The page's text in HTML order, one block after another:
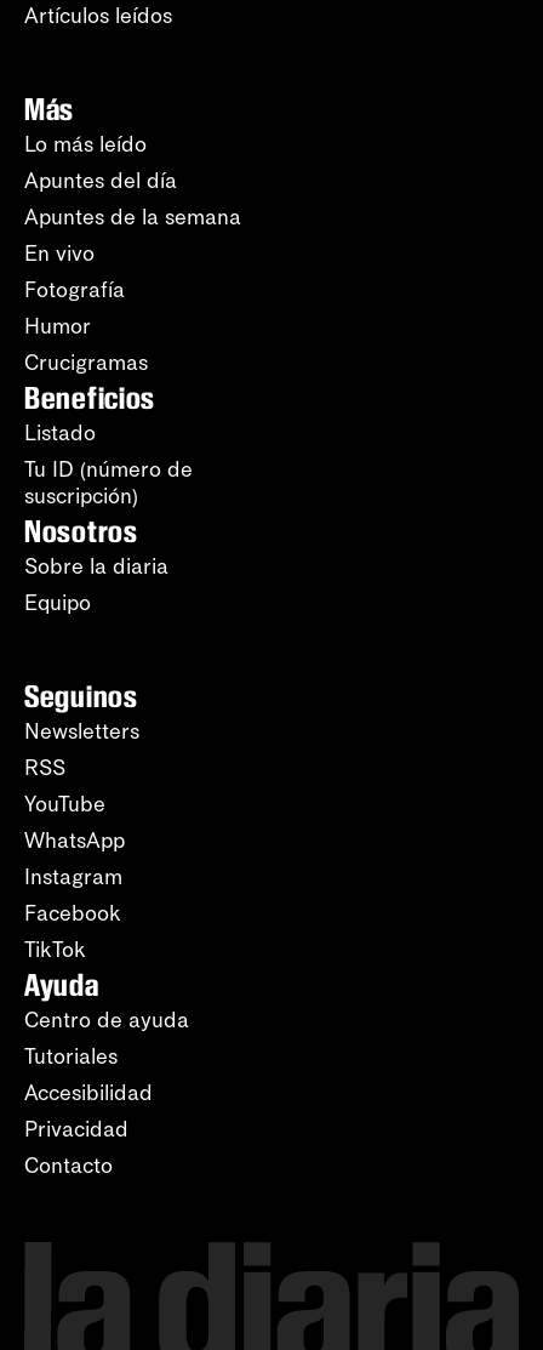
Artículos leídos
Más
Lo más leído
Apuntes del día
Apuntes de la semana
En vivo
Fotografía
Humor
Crucigramas
Beneficios
Listado
Tu ID (número de
suscripción)
Nosotros
Sobre la diaria
Equipo
Seguinos
Newsletters
RSS
YouTube
WhatsApp
Instagram
Facebook
TikTok
Ayuda
Centro de ayuda
Tutoriales
Accesibilidad
Privacidad
Contacto